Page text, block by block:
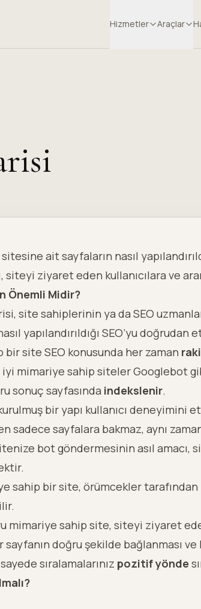
Hizmetler Araçlar
ait sayfaların nasıl
siteyi ziyaret eden kullanıcılara ve
Önemli Midir?
site sahiplerinin ya da SEO
yapılandırıldığı SEO’yu doğrudan
site SEO konusunda her zaman
mimariye sahip siteler Googlebot
sonuç sayfasında indekslenir.
bir yapı kullanıcı deneyimini
sadece sayfalara bakmaz, aynı
bot göndermesinin asıl
sahip bir site, örümcekler tarafından
mimariye sahip site, siteyi ziyaret
sayfanın doğru şekilde bağlanması
sıralamalarınız pozitif yönde